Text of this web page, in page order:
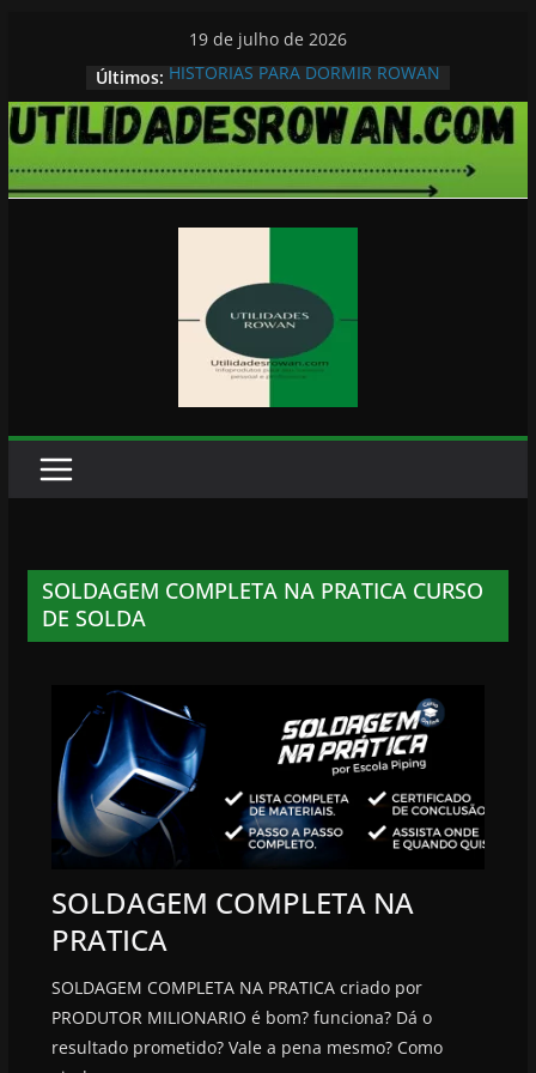
conteúdo
19 de julho de 2026
Últimos: HISTORIAS PARA DORMIR ROWAN
SOLDAGEM COMPLETA NA PRATICA CURSO
DE SOLDA
SOLDAGEM COMPLETA NA
PRATICA
SOLDAGEM COMPLETA NA PRATICA criado por
PRODUTOR MILIONARIO é bom? funciona? Dá o
resultado prometido? Vale a pena mesmo? Como